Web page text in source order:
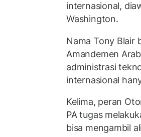
internasional,
Washington.
Nama Tony Blair
Amandemen
administrasi
internasional
Kelima, peran
PA tugas
bisa mengambil